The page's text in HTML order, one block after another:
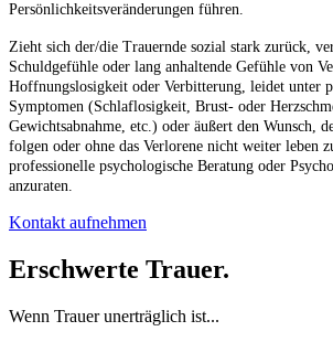
Persönlichkeitsveränderungen führen.
Zieht sich der/die Trauernde sozial stark zurück,
Schuldgefühle oder lang anhaltende Gefühle von
Hoffnungslosigkeit oder Verbitterung, leidet unter
Symptomen (Schlaflosigkeit, Brust- oder
Gewichtsabnahme, etc.) oder äußert den Wunsch,
folgen oder ohne das Verlorene nicht weiter leben
professionelle psychologische Beratung oder
anzuraten.
Kontakt aufnehmen
Erschwerte Trauer.
Wenn Trauer unerträglich ist...